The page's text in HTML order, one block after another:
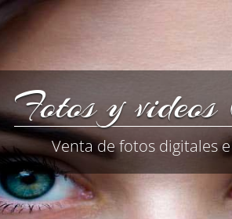
Fotos y
Venta de fotos digitales